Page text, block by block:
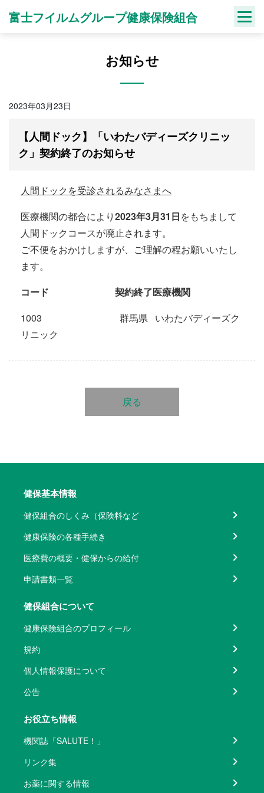
富士フイルムグループ健康保険組合
お知らせ
2023年03月23日
【人間ドック】「いわたバディーズクリニッ
ク」契約終了のお知らせ
人間ドックを受診されるみなさまへ
医療機関の都合により2023年3月31日をもちまして
人間ドックコースが廃止されます。
ご不便をおかけしますが、ご理解の程お願いいたし
ます。
コード
契約終了医療機関
1003 群馬県 いわたバディーズク
リニック
戻る
健保基本情報
健保組合のしくみ（保険料など
健康保険の各種手続き
医療費の概要・健保からの給付
申請書類一覧
健保組合について
健康保険組合のプロフィール
規約
個人情報保護について
公告
お役立ち情報
機関誌「SALUTE！」
リンク集
お薬に関する情報